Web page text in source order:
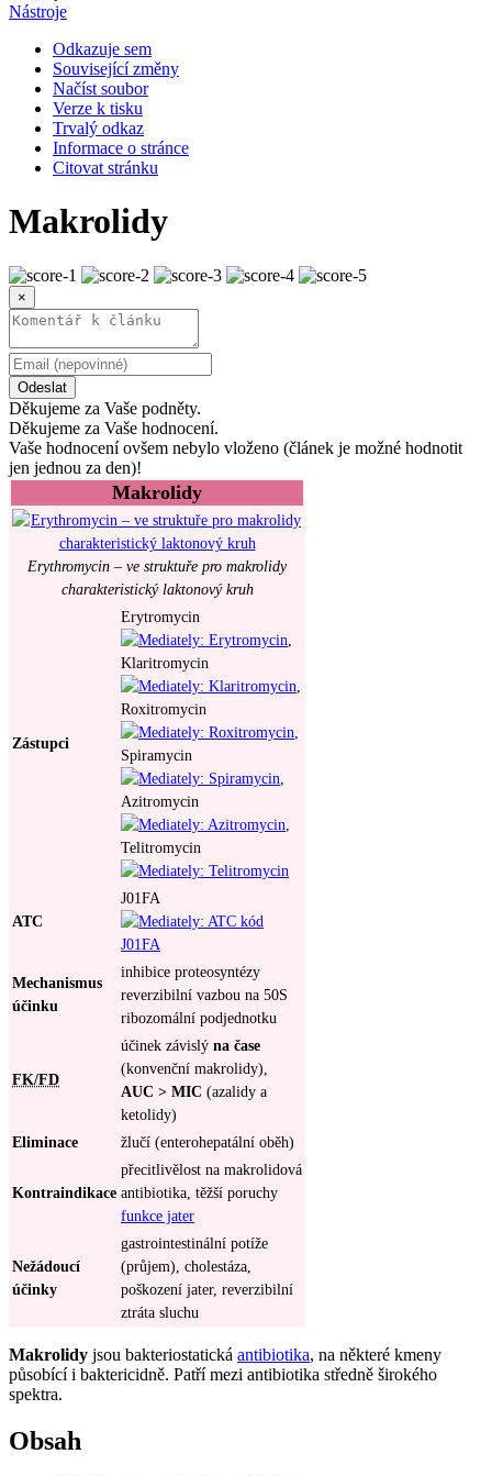
Nástroje
Odkazuje sem
Související změny
Načíst soubor
Verze k tisku
Trvalý odkaz
Informace o stránce
Citovat stránku
Makrolidy
×
Odeslat
Děkujeme za Vaše podněty.
Děkujeme za Vaše hodnocení.
Vaše hodnocení ovšem nebylo vloženo (článek je možné hodnotit
jen jednou za den)!
Makrolidy
Erythromycin – ve struktuře pro makrolidy
charakteristický laktonový kruh
Zástupci
Erytromycin
Klaritromycin
Roxitromycin
Spiramycin
Azitromycin
Telitromycin
ATC
J01FA
Mechanismus
účinku
inhibice proteosyntézy
reverzibilní vazbou na 50S
ribozomální podjednotku
FK/FD
účinek závislý na čase
(konvenční makrolidy),
AUC > MIC (azalidy a
ketolidy)
Eliminace
žlučí (enterohepatální oběh)
Kontraindikace
přecitlivělost na makrolidová
antibiotika, těžší poruchy
funkce jater
Nežádoucí
účinky
gastrointestinální potíže
(průjem), cholestáza,
poškození jater, reverzibilní
ztráta sluchu
Makrolidy jsou bakteriostatická antibiotika, na některé kmeny
působící i baktericidně. Patří mezi antibiotika středně širokého
spektra.
Obsah